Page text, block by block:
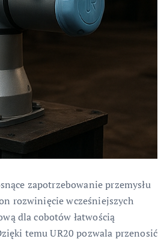
zapotrzebowanie przemysłu
rozwinięcie wcześniejszych
dla cobotów łatwością
temu UR20 pozwala przenosić